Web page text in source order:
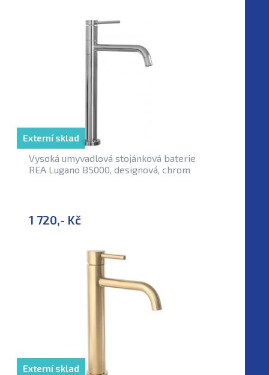
Vysoká umyvadlová stojánková baterie
REA Lugano B5000, designová, chrom
1 720,- Kč
Externí sklad
Externí sklad